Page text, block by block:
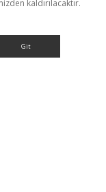
kaldırılacaktır.